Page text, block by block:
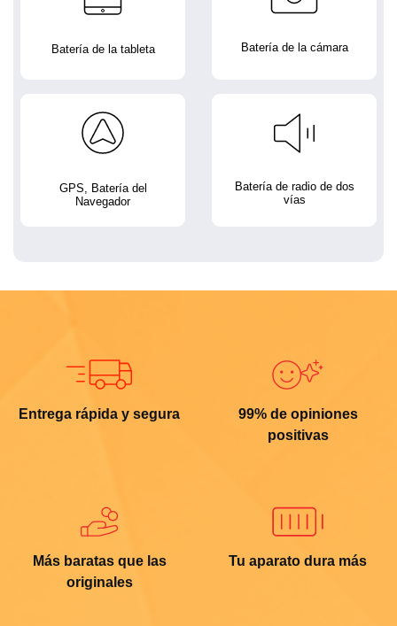
Batería de la tableta Batería de la cámara
GPS, Batería del
Navegador
Batería de radio de dos
vías
Entrega rápida y segura
99% de opiniones
positivas
Más baratas que las
originales
Tu aparato dura más